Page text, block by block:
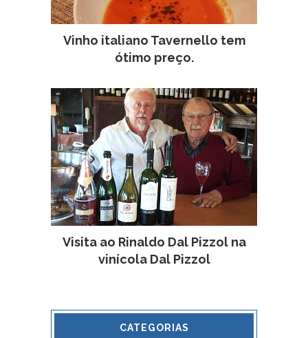
Vinho italiano Tavernello tem
ótimo preço.
Visita ao Rinaldo Dal Pizzol na
vinícola Dal Pizzol
CATEGORIAS